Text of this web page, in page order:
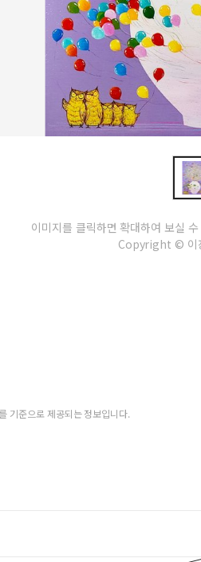
이미지를 클릭하면 확대하여 보실
Copyright © 이
기준으로 제공되는 정보입니다.